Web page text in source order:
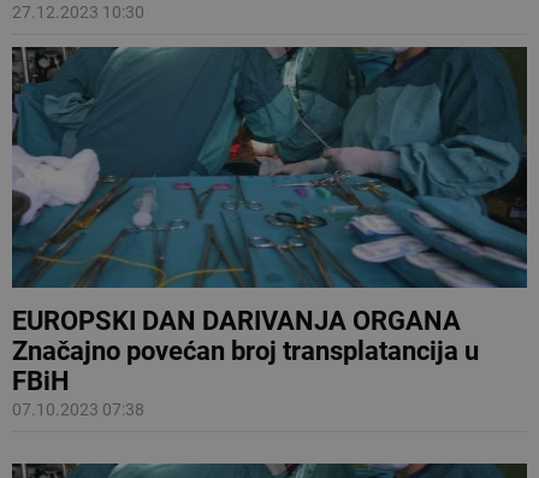
27.12.2023 10:30
EUROPSKI DAN DARIVANJA ORGANA
Značajno povećan broj transplatancija u
FBiH
07.10.2023 07:38